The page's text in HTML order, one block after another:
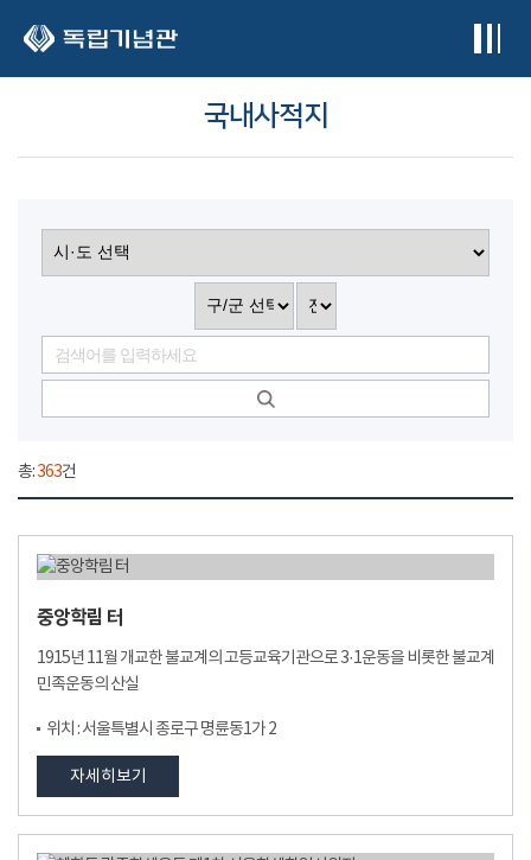
국내사적지
총:363건
중앙학림 터
1915년 11월 개교한 불교계의 고등교육기관으로 3·1운동을 비롯한 불교계
민족운동의 산실
위치 : 서울특별시 종로구 명륜동1가 2
자세히보기